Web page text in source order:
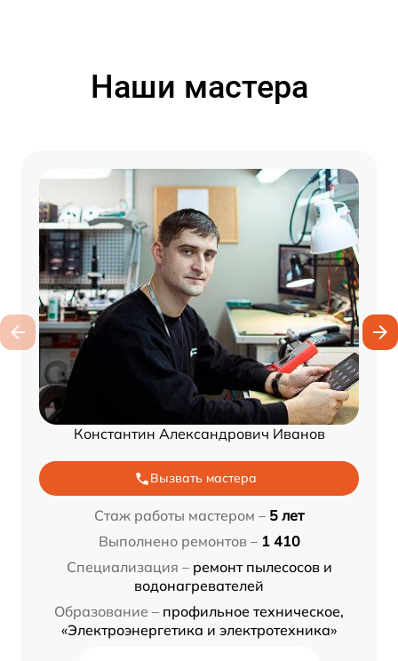
Наши мастера
Константин Александрович Иванов
Вызвать мастера
Стаж работы мастером – 5 лет
Выполнено ремонтов – 1 410
Специализация – ремонт пылесосов и
водонагревателей
Образование – профильное техническое,
«Электроэнергетика и электротехника»